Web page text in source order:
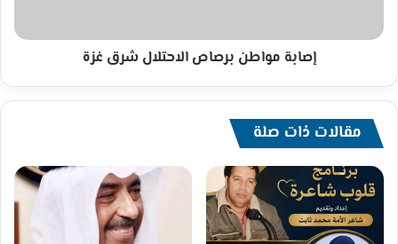
إصابة مواطن برصاص الاحتلال شرق غزة
مقالات ذات صلة